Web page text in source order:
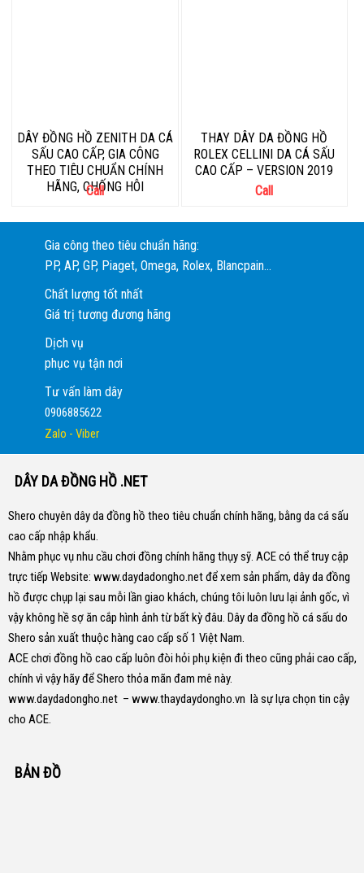
DÂY ĐỒNG HỒ ZENITH DA CÁ
SẤU CAO CẤP, GIA CÔNG
THEO TIÊU CHUẨN CHÍNH
HÃNG, CHỐNG HÔI
Call
THAY DÂY DA ĐỒNG HỒ
ROLEX CELLINI DA CÁ SẤU
CAO CẤP – VERSION 2019
Call
Gia công theo tiêu chuẩn hãng:
PP, AP, GP, Piaget, Omega, Rolex, Blancpain...
Chất lượng tốt nhất
Giá trị tương đương hãng
Dịch vụ
phục vụ tận nơi
Tư vấn làm dây
0906885622
Zalo - Viber
DÂY DA ĐỒNG HỒ .NET
Shero chuyên dây da đồng hồ theo tiêu chuẩn chính hãng, bằng da cá sấu
cao cấp nhập khẩu.
Nhằm phục vụ nhu cầu chơi đồng chính hãng thụy sỹ. ACE có thể truy cập
trực tiếp Website: www.daydadongho.netđể xem sản phẩm, dây da đồng
hồ được chụp lại sau mỗi lần giao khách, chúng tôi luôn lưu lại ảnh gốc, vì
vậy không hề sợ ăn cắp hình ảnh từ bất kỳ đâu. Dây da đồng hồ cá sấu do
Shero sản xuất thuộc hàng cao cấp số 1 Việt Nam.
ACE chơi đồng hồ cao cấp luôn đòi hỏi phụ kiện đi theo cũng phải cao cấp,
chính vì vậy hãy để Shero thỏa mãn đam mê này.
www.daydadongho.net – www.thaydaydongho.vn là sự lựa chọn tin cậy
cho ACE.
BẢN ĐỒ